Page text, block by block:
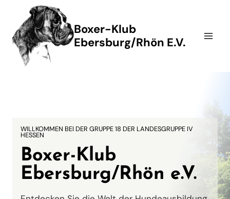
springen
Boxer-Klub
Ebersburg/Rhön E.V.
WILLKOMMEN BEI DER GRUPPE 18 DER LANDESGRUPPE IV
HESSEN
Boxer-Klub
Ebersburg/Rhön e.V.